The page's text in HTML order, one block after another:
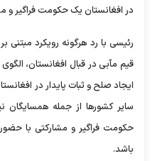
در افغانستان یک حکومت فراگیر و
رئیسی با رد هرگونه رویکرد مبتنی
قیم مآبی در قبال افغانستان،
ایجاد صلح و ثبات پایدار در
سایر کشورها از جمله همسایگان
حکومت فراگیر و مشارکتی با
باشد.